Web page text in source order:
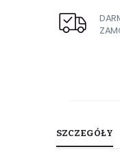
SZCZEGÓŁY